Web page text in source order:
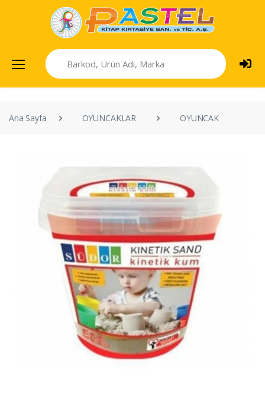
Ana Sayfa OYUNCAKLAR OYUNCAK